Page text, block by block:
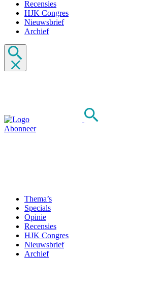
Recensies
HJK Congres
Nieuwsbrief
Archief
Abonneer
Thema’s
Specials
Opinie
Recensies
HJK Congres
Nieuwsbrief
Archief